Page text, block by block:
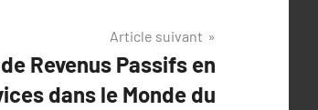
Article suivant
Revenus Passifs en
dans le Monde du